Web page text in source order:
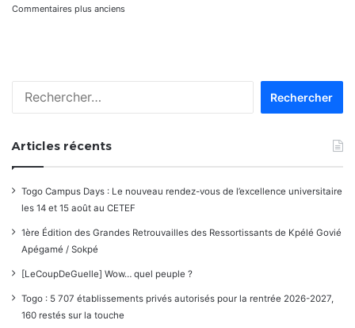
Navigation
commentaires
Commentaires plus anciens
Articles récents
Togo Campus Days : Le nouveau rendez-vous de l’excellence universitaire
les 14 et 15 août au CETEF
1ère Édition des Grandes Retrouvailles des Ressortissants de Kpélé Govié
Apégamé / Sokpé
[LeCoupDeGuelle] Wow… quel peuple ?
Togo : 5 707 établissements privés autorisés pour la rentrée 2026-2027,
160 restés sur la touche